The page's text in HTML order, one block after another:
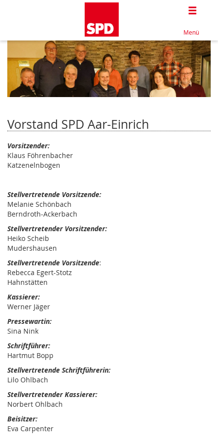
Menü
Vorstand SPD Aar-Einrich
Vorsitzender:
Klaus Föhrenbacher
Katzenelnbogen
Stellvertretende Vorsitzende:
Melanie Schönbach
Berndroth-Ackerbach
Stellvertretender Vorsitzender:
Heiko Scheib
Mudershausen
Stellvertretende Vorsitzende:
Rebecca Egert-Stotz
Hahnstätten
Kassierer:
Werner Jäger
Pressewartin:
Sina Nink
Schriftführer:
Hartmut Bopp
Stellvertretende Schriftführerin:
Lilo Ohlbach
Stellvertretender Kassierer:
Norbert Ohlbach
Beisitzer:
Eva Carpenter